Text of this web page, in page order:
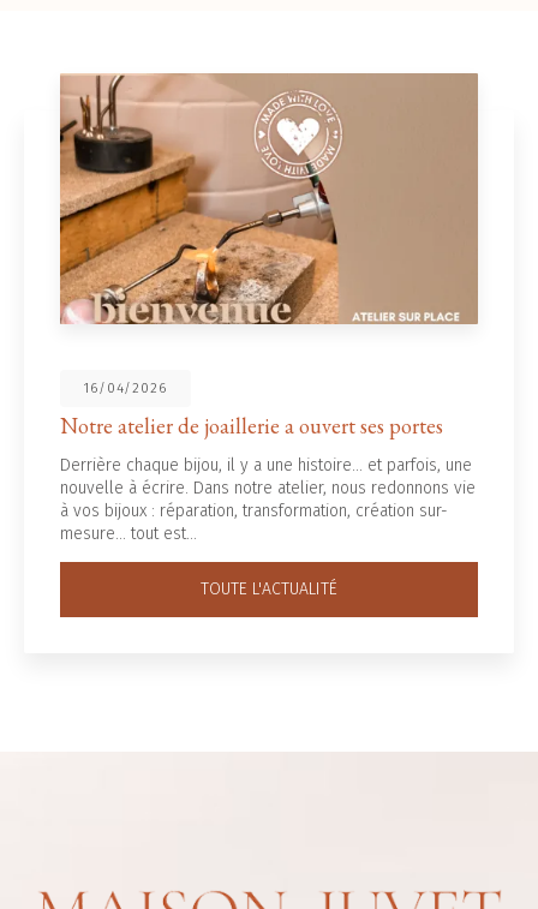
atelier de joaillerie a ouvert ses portes
chaque bijou, il y a une histoire... et parfois, une
à écrire. Dans notre atelier, nous redonnons vie
bijoux : réparation, transformation, création sur-
tout est…
TOUTE L'ACTUALITÉ